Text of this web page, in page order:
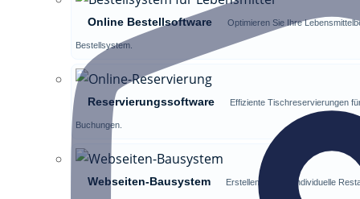
Online Bestellsoftware Optimieren Sie Ihre
Bestellsystem.
Reservierungssoftware Effiziente Tischreservierungen
Buchungen.
Webseiten-Bausystem Erstellen Sie Ihre individuelle